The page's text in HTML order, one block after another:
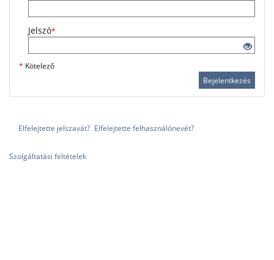
Jelszó*
* Kötelező
Bejelentkezés
Elfelejtette jelszavát? Elfelejtette felhasználónevét?
Szolgáltatási feltételek